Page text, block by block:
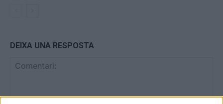
DEIXA UNA RESPOSTA